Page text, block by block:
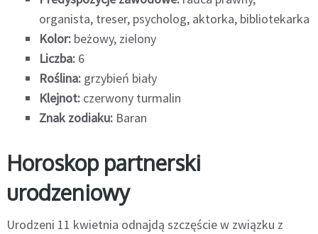
organista, treser, psycholog, aktorka, bibliotekarka
Kolor: beżowy, zielony
Liczba: 6
Roślina: grzybień biały
Klejnot: czerwony turmalin
Znak zodiaku: Baran
Horoskop partnerski
urodzeniowy
Urodzeni 11 kwietnia odnajdą szczęście w związku z